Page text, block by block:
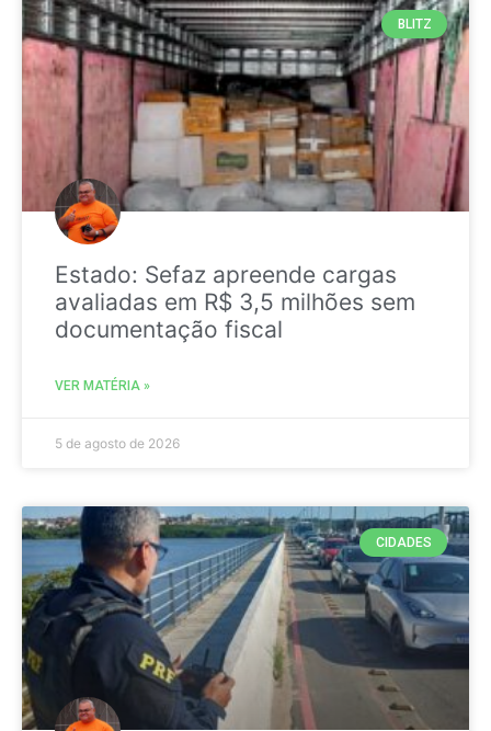
BLITZ
Estado: Sefaz apreende cargas
avaliadas em R$ 3,5 milhões sem
documentação fiscal
VER MATÉRIA »
5 de agosto de 2026
CIDADES